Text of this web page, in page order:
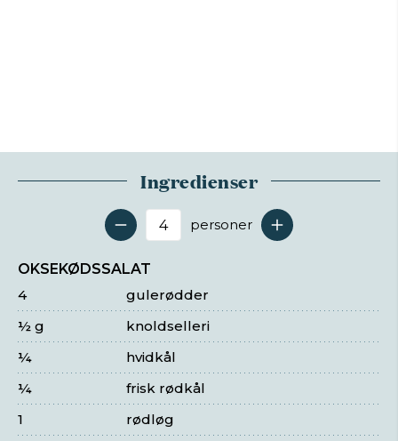
Ingredienser
Antal serveringer
personer
OKSEKØDSSALAT
gulerødder
4
knoldselleri
½ g
hvidkål
¼
frisk rødkål
¼
rødløg
1